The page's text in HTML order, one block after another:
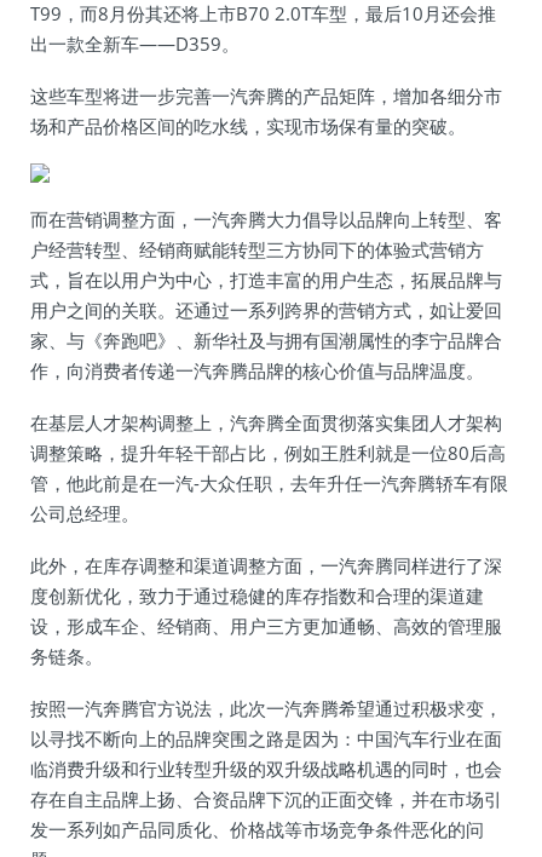
T99，而8月份其还将上市B70 2.0T车型，最后10月还会推
出一款全新车——D359。
这些车型将进一步完善一汽奔腾的产品矩阵，增加各细分市
场和产品价格区间的吃水线，实现市场保有量的突破。
而在营销调整方面，一汽奔腾大力倡导以品牌向上转型、客
户经营转型、经销商赋能转型三方协同下的体验式营销方
式，旨在以用户为中心，打造丰富的用户生态，拓展品牌与
用户之间的关联。还通过一系列跨界的营销方式，如让爱回
家、与《奔跑吧》、新华社及与拥有国潮属性的李宁品牌合
作，向消费者传递一汽奔腾品牌的核心价值与品牌温度。
在基层人才架构调整上，汽奔腾全面贯彻落实集团人才架构
调整策略，提升年轻干部占比，例如王胜利就是一位80后高
管，他此前是在一汽-大众任职，去年升任一汽奔腾轿车有限
公司总经理。
此外，在库存调整和渠道调整方面，一汽奔腾同样进行了深
度创新优化，致力于通过稳健的库存指数和合理的渠道建
设，形成车企、经销商、用户三方更加通畅、高效的管理服
务链条。
按照一汽奔腾官方说法，此次一汽奔腾希望通过积极求变，
以寻找不断向上的品牌突围之路是因为：中国汽车行业在面
临消费升级和行业转型升级的双升级战略机遇的同时，也会
存在自主品牌上扬、合资品牌下沉的正面交锋，并在市场引
发一系列如产品同质化、价格战等市场竞争条件恶化的问